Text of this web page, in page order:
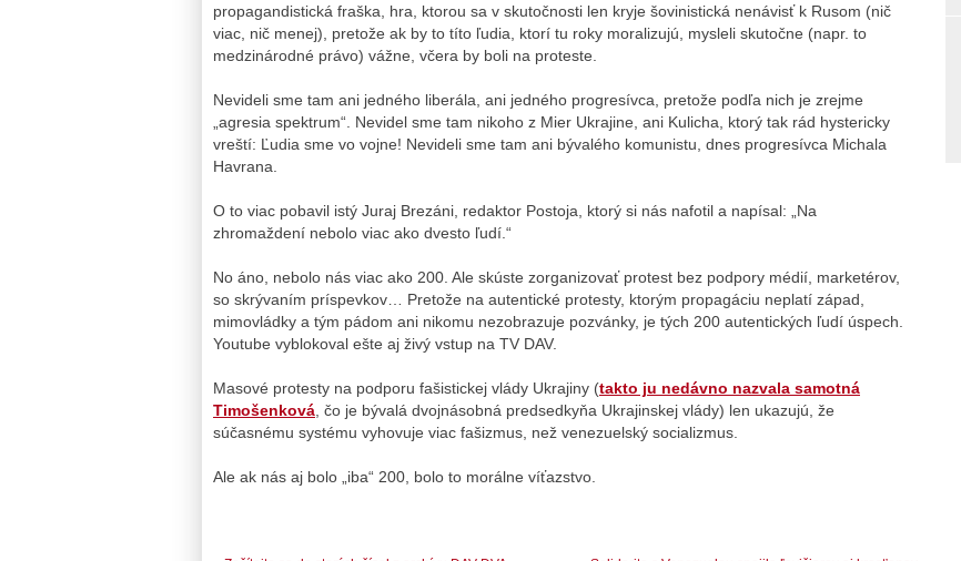
propagandistická fraška, hra, ktorou sa v skutočnosti len kryje šovinistická nenávisť k Rusom (nič
viac, nič menej), pretože ak by to títo ľudia, ktorí tu roky moralizujú, mysleli skutočne (napr. to
medzinárodné právo) vážne, včera by boli na proteste.
Nevideli sme tam ani jedného liberála, ani jedného progresívca, pretože podľa nich je zrejme
„agresia spektrum“. Nevidel sme tam nikoho z Mier Ukrajine, ani Kulicha, ktorý tak rád hystericky
vreští: Ľudia sme vo vojne! Nevideli sme tam ani bývalého komunistu, dnes progresívca Michala
Havrana.
O to viac pobavil istý Juraj Brezáni, redaktor Postoja, ktorý si nás nafotil a napísal: „Na
zhromaždení nebolo viac ako dvesto ľudí.“
No áno, nebolo nás viac ako 200. Ale skúste zorganizovať protest bez podpory médií, marketérov,
so skrývaním príspevkov… Pretože na autentické protesty, ktorým propagáciu neplatí západ,
mimovládky a tým pádom ani nikomu nezobrazuje pozvánky, je tých 200 autentických ľudí úspech.
Youtube vyblokoval ešte aj živý vstup na TV DAV.
Masové protesty na podporu fašistickej vlády Ukrajiny (takto ju nedávno nazvala samotná
Timošenková, čo je bývalá dvojnásobná predsedkyňa Ukrajinskej vlády) len ukazujú, že
súčasnému systému vyhovuje viac fašizmus, než venezuelský socializmus.
Ale ak nás aj bolo „iba“ 200, bolo to morálne víťazstvo.